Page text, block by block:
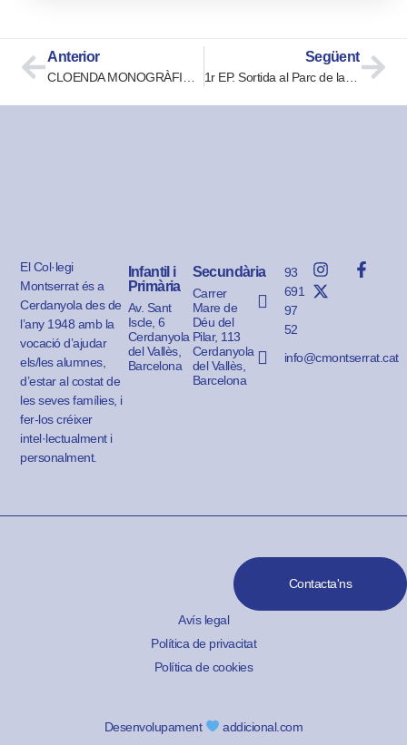
Anterior
CLOENDA MONOGRÀFIC 2022 «INTERCULTURALITAT»
Següent
1r EP. Sortida al Parc de la Salut de Sabadell
El Col·legi
Montserrat és a
Cerdanyola des de
l’any 1948 amb la
vocació d’ajudar
els/les alumnes,
d’estar al costat de
les seves famílies, i
fer-los créixer
intel·lectualment i
personalment.
Infantil i
Primària
Av. Sant
Iscle, 6
Cerdanyola
del Vallès,
Barcelona
Secundària
Carrer
Mare de
Déu del
Pilar, 113
Cerdanyola
del Vallès,
Barcelona
93
691
97
52
info@cmontserrat.cat
Contacta'ns
Avís legal
Política de privacitat
Política de cookies
Desenvolupament addicional.com